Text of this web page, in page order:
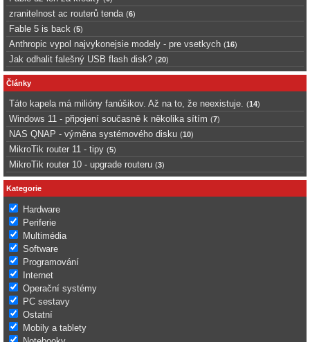
zranitelnost ac routerů tenda (6)
Fable 5 is back (5)
Anthropic vypol najvykonejsie modely - pre vsetkych (16)
Jak odhalit falešný USB flash disk? (20)
Články
Táto kapela má milióny fanúšikov. Až na to, že neexistuje. (14)
Windows 11 - připojení současně k několika sítím (7)
NAS QNAP - výměna systémového disku (10)
MikroTik router 11 - tipy (5)
MikroTik router 10 - upgrade routeru (3)
Kategorie
Hardware
Periferie
Multimédia
Software
Programování
Internet
Operační systémy
PC sestavy
Ostatní
Mobily a tablety